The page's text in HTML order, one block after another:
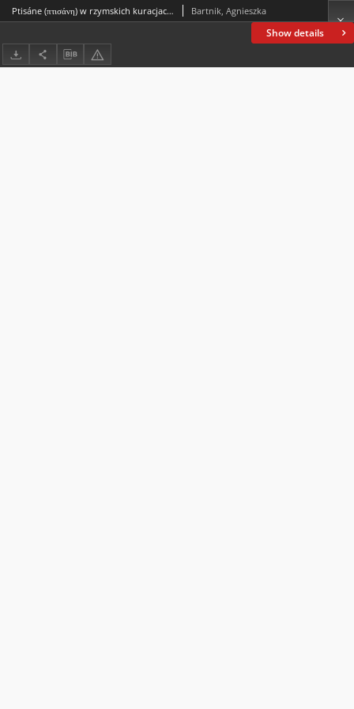
Show details
Ptisáne (πτισάνη) w rzymskich kuracjach weterynaryjnych Bartnik, Agnieszka